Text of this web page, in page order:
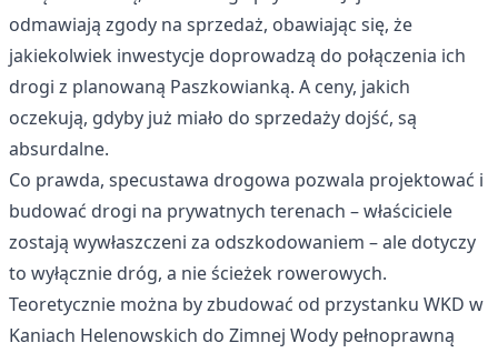
odmawiają zgody na sprzedaż, obawiając się, że
jakiekolwiek inwestycje doprowadzą do połączenia ich
drogi z planowaną Paszkowianką. A ceny, jakich
oczekują, gdyby już miało do sprzedaży dojść, są
absurdalne.
Co prawda, specustawa drogowa pozwala projektować i
budować drogi na prywatnych terenach – właściciele
zostają wywłaszczeni za odszkodowaniem – ale dotyczy
to wyłącznie dróg, a nie ścieżek rowerowych.
Teoretycznie można by zbudować od przystanku WKD w
Kaniach Helenowskich do Zimnej Wody pełnoprawną